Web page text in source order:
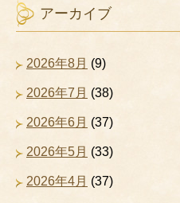
アーカイブ
2026年8月 (9)
2026年7月 (38)
2026年6月 (37)
2026年5月 (33)
2026年4月 (37)